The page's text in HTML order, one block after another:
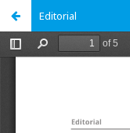
Editorial